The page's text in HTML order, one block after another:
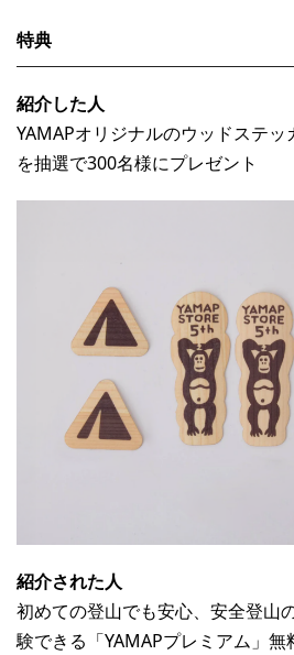
特典
紹介した人
YAMAPオリジナルのウッドステッ
を抽選で300名様にプレゼント
紹介された人
初めての登山でも安心、安全登山
験できる「YAMAPプレミアム」